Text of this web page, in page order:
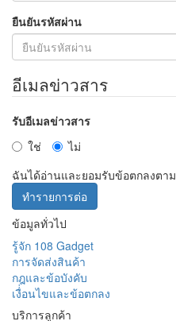
ยืนยันรหัสผ่าน
อีเมลข่าวสาร
รับอีเมลข่าวสาร
ใช่
ไม่
ฉันได้อ่านและยอมรับข้อตกลงตาม
ข้อมูลทั่วไป
รู้จัก 108 Gadget
การจัดส่งสินค้า
กฎและข้อบังคับ
เงื่่อนไขและข้อตกลง
บริการลูกค้า